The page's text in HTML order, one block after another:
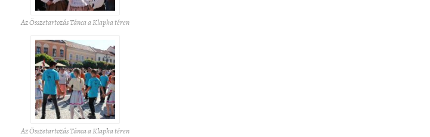
Az Összetartozás Tánca a Klapka téren
Az Összetartozás Tánca a Klapka téren